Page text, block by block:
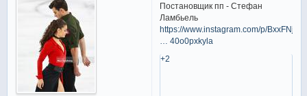
Постановщик пп - Стефан
Ламбьель
https://www.instagram.com/p/
… 40o0pxkyla
+2